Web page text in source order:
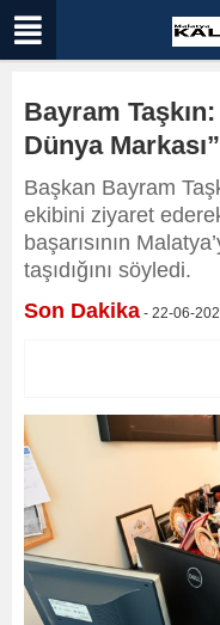
Bayram
Dünya Markası”
Başkan Bayram
ekibini ziyaret
başarısının
taşıdığını söyledi.
Son Dakika - 22-06-